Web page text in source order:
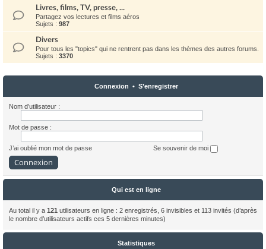
Livres, films, TV, presse, ...
Partagez vos lectures et films aéros
Sujets : 987
Divers
Pour tous les "topics" qui ne rentrent pas dans les thèmes des autres forums.
Sujets : 3370
Connexion • S’enregistrer
Nom d’utilisateur :
Mot de passe :
J’ai oublié mon mot de passe Se souvenir de moi
Qui est en ligne
Au total il y a 121 utilisateurs en ligne : 2 enregistrés, 6 invisibles et 113 invités (d’après
le nombre d’utilisateurs actifs ces 5 dernières minutes)
Statistiques